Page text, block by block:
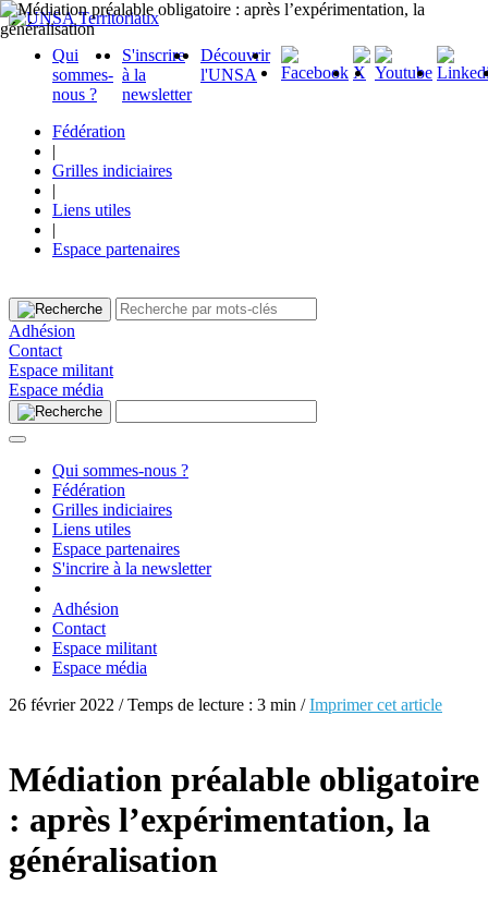
Qui
sommes-
nous ?
S'inscrire
à la
newsletter
Découvrir
l'UNSA
Fédération
|
Grilles indiciaires
|
Liens utiles
|
Espace partenaires
Adhésion
Contact
Espace militant
Espace média
Qui sommes-nous ?
Fédération
Grilles indiciaires
Liens utiles
Espace partenaires
S'incrire à la newsletter
Adhésion
Contact
Espace militant
Espace média
26 février 2022 / Temps de lecture : 3 min /Imprimer cet article
Médiation préalable obligatoire
: après l’expérimentation, la
généralisation